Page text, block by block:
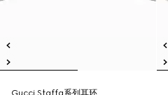
Gucci Staffa系列耳环